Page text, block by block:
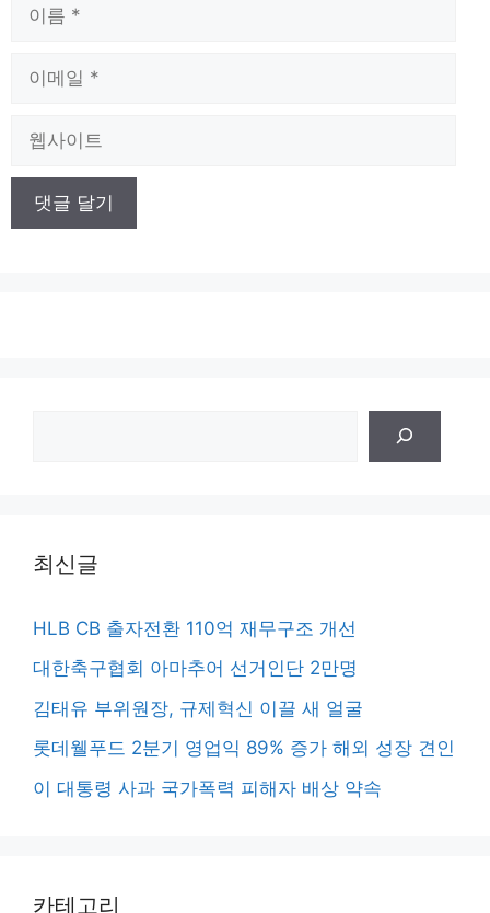
최신글
HLB CB 출자전환 110억 재무구조 개선
대한축구협회 아마추어 선거인단 2만명
김태유 부위원장, 규제혁신 이끌 새 얼굴
롯데웰푸드 2분기 영업익 89% 증가 해외 성장 견인
이 대통령 사과 국가폭력 피해자 배상 약속
카테고리